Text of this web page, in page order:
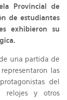
Provincial de
de estudiantes
exhibieron su
una partida de
las
del
relojes y otros